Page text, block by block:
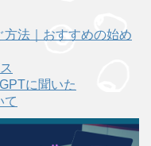
方法｜おすすめの始め
に聞いた
て